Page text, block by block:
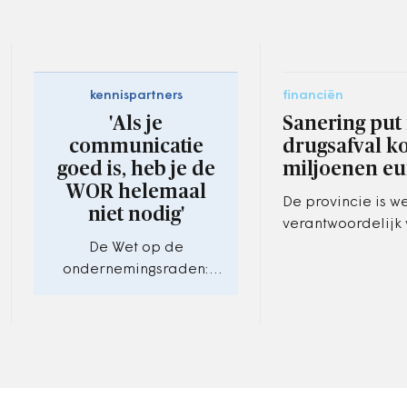
kennispartners
'Als je
communicatie
goed is, heb je de
WOR helemaal
niet nodig'
De Wet op de
ondernemingsraden:
financiën
Sanering put
drugsafval
miljoenen
De provincie is
verantwoordelijk